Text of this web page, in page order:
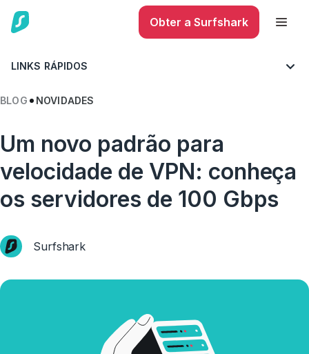
Obter a Surfshark
LINKS RÁPIDOS
BLOG NOVIDADES
Um novo padrão para
velocidade de VPN: conheça
os servidores de 100 Gbps
Surfshark